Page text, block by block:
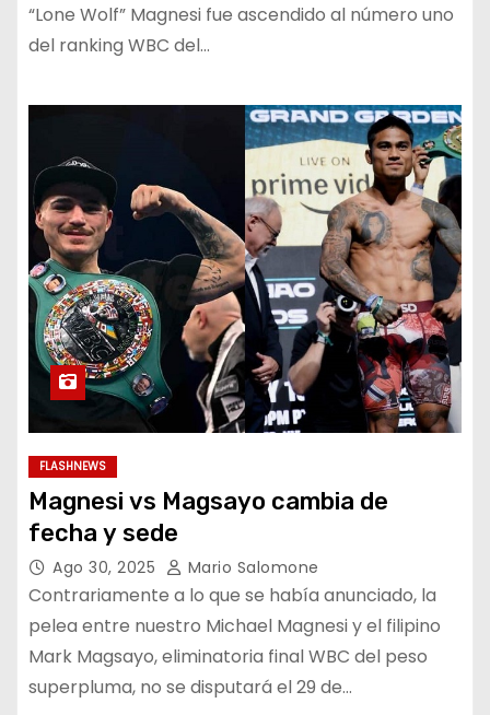
“Lone Wolf” Magnesi fue ascendido al número uno
del ranking WBC del…
FLASHNEWS
Magnesi vs Magsayo cambia de
fecha y sede
Ago 30, 2025 Mario Salomone
Contrariamente a lo que se había anunciado, la
pelea entre nuestro Michael Magnesi y el filipino
Mark Magsayo, eliminatoria final WBC del peso
superpluma, no se disputará el 29 de…